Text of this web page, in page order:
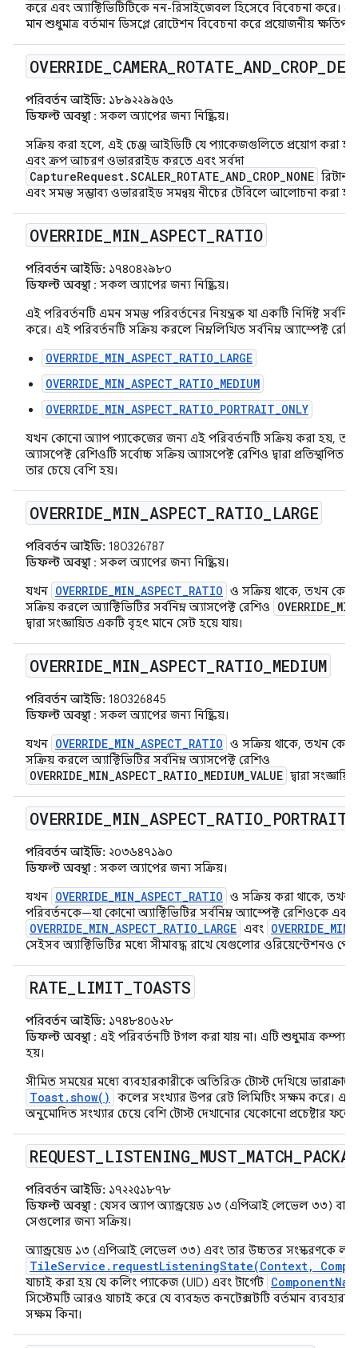
করে এবং অ্যাক্টিভিটিটিকে নন-রিসাইজেবল হিসেবে বিবেচনা করে।
মান শুধুমাত্র বর্তমান ডিসপ্লে রোটেশন বিবেচনা করে প্রয়োজনীয়
OVERRIDE CAMERA_ ROTATE AND CROP_
পরিবর্তন আইডি: ১৮৯২২৯৯৫৬
ডিফল্ট অবস্থা: সকল অ্যাপের জন্য নিষ্ক্রিয়।
সক্রিয় করা হলে, এই চেঞ্জ আইডিটি যে প্যাকেজগুলিতে প্রয়োগ করা
এবং ক্রপ আচরণ ওভাররাইড করতে এবং সর্বদা
CaptureRequest.SCALER_ROTATE_AND_CROP_NONE
এবং সমস্ত সম্ভাব্য ওভাররাইড সমন্বয় নীচের টেবিলে আলোচনা করা
OVERRIDE MIN ASPECT RATIO
পরিবর্তন আইডি: ১৭৪০৪২৯৮০
ডিফল্ট অবস্থা: সকল অ্যাপের জন্য নিষ্ক্রিয়।
এই পরিবর্তনটি এমন সমস্ত পরিবর্তনের নিয়ন্ত্রক যা একটি নির্দিষ্ট
করে। এই পরিবর্তনটি সক্রিয় করলে নিম্নলিখিত সর্বনিম্ন অ্যাস্পেক্ট
OVERRIDE_MIN_ASPECT_RATIO_LARGE
OVERRIDE_MIN_ASPECT_RATIO_MEDIUM
OVERRIDE_MIN_ASPECT_RATIO_PORTRAIT_ONLY
যখন কোনো অ্যাপ প্যাকেজের জন্য এই পরিবর্তনটি সক্রিয় করা হয়, তখন
অ্যাসপেক্ট রেশিওটি সর্বোচ্চ সক্রিয় অ্যাসপেক্ট রেশিও দ্বারা প্রতিস্থাপিত
তার চেয়ে বেশি হয়।
OVERRIDE MIN ASPECT RATIO_ LARGE
পরিবর্তন আইডি: 180326787
ডিফল্ট অবস্থা: সকল অ্যাপের জন্য নিষ্ক্রিয়।
যখন OVERRIDE_MIN_ASPECT_RATIO ও সক্রিয় থাকে, তখন
সক্রিয় করলে অ্যাক্টিভিটির সর্বনিম্ন অ্যাসপেক্ট রেশিও
দ্বারা সংজ্ঞায়িত একটি বৃহৎ মানে সেট হয়ে যায়।
OVERRIDE MIN ASPECT RATIO_ MEDIUM
পরিবর্তন আইডি: 180326845
ডিফল্ট অবস্থা: সকল অ্যাপের জন্য নিষ্ক্রিয়।
যখন OVERRIDE_MIN_ASPECT_RATIO ও সক্রিয় থাকে, তখন
সক্রিয় করলে অ্যাক্টিভিটির সর্বনিম্ন অ্যাসপেক্ট রেশিও
OVERRIDE_MIN_ASPECT_RATIO_MEDIUM_VALUE দ্বারা
OVERRIDE MIN ASPECT RATIO_ PORTRAIT
পরিবর্তন আইডি: ২০৩৬৪৭১৯০
ডিফল্ট অবস্থা: সকল অ্যাপের জন্য সক্রিয়।
যখন OVERRIDE_MIN_ASPECT_RATIO ও সক্রিয় করা থাকে, তখন
পরিবর্তনকে—যা কোনো অ্যাক্টিভিটির সর্বনিম্ন অ্যাস্পেক্ট রেশিওকে একটি
OVERRIDE_MIN_ASPECT_RATIO_LARGE এবং
সেইসব অ্যাক্টিভিটির মধ্যে সীমাবদ্ধ রাখে যেগুলোর ওরিয়েন্টেশনও
RATE LIMIT TOASTS
পরিবর্তন আইডি: ১৭৪৮৪০৬২৮
ডিফল্ট অবস্থা: এই পরিবর্তনটি টগল করা যায় না। এটি শুধুমাত্র
হয়।
সীমিত সময়ের মধ্যে ব্যবহারকারীকে অতিরিক্ত টোস্ট দেখিয়ে
Toast.show()
কলের সংখ্যার উপর রেট লিমিটিং সক্ষম করে। একটি
অনুমোদিত সংখ্যার চেয়ে বেশি টোস্ট দেখানোর যেকোনো প্রচেষ্টার ফলে
REQUEST LISTENING MUST MATCH
পরিবর্তন আইডি: ১৭২২৫১৮৭৮
ডিফল্ট অবস্থা: যেসব অ্যাপ অ্যান্ড্রয়েড ১৩ (এপিআই লেভেল ৩৩) বা
সেগুলোর জন্য সক্রিয়।
অ্যান্ড্রয়েড ১৩ (এপিআই লেভেল ৩৩) এবং তার উচ্চতর সংস্করণকে
TileService.requestListeningState(Context,
যাচাই করা হয় যে কলিং প্যাকেজ (UID) এবং টার্গেট
সিস্টেমটি আরও যাচাই করে যে ব্যবহৃত কনটেক্সটটি বর্তমান
সক্ষম কিনা।